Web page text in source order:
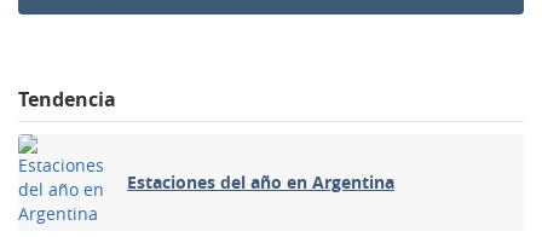
Tendencia
Estaciones del año en Argentina